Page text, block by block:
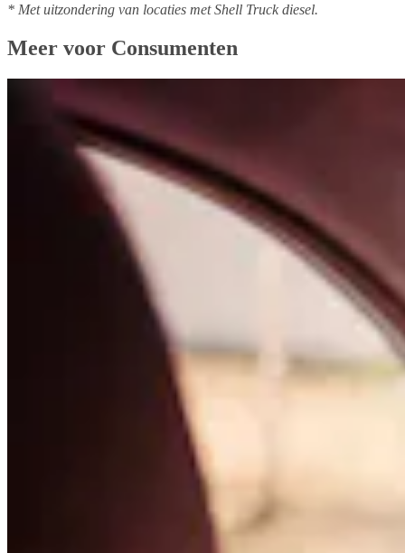
* Met uitzondering van locaties met Shell Truck diesel.
Meer voor Consumenten